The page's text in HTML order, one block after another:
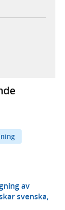
av
svenska,